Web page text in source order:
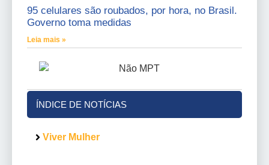
95 celulares são roubados, por hora, no Brasil.
Governo toma medidas
Leia mais »
ÍNDICE DE NOTÍCIAS
Viver Mulher